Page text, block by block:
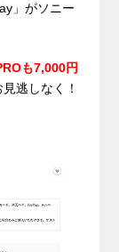
」がソニー
も7,000円
逃しなく！